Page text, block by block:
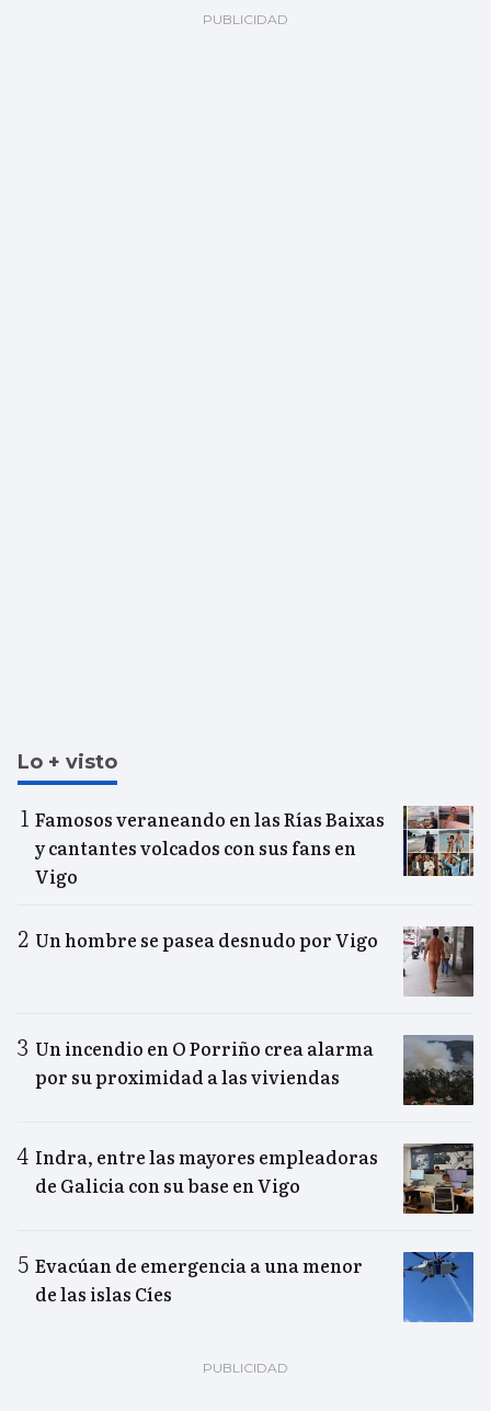
Lo + visto
Famosos veraneando en las Rías Baixas
y cantantes volcados con sus fans en
Vigo
Un hombre se pasea desnudo por Vigo
Un incendio en O Porriño crea alarma
por su proximidad a las viviendas
Indra, entre las mayores empleadoras
de Galicia con su base en Vigo
Evacúan de emergencia a una menor
de las islas Cíes